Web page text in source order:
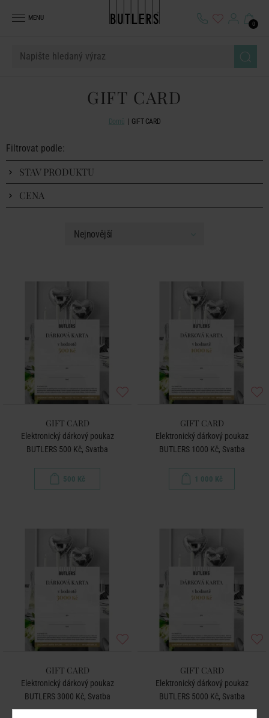
MENU
0
GIFT CARD
Domů GIFT CARD
Filtrovat podle:
STAV PRODUKTU
CENA
GIFT CARD
Elektronický dárkový poukaz
BUTLERS 500 Kč, Svatba
500 Kč
GIFT CARD
Elektronický dárkový poukaz
BUTLERS 1000 Kč, Svatba
1 000 Kč
GIFT CARD
Elektronický dárkový poukaz
BUTLERS 3000 Kč, Svatba
GIFT CARD
Elektronický dárkový poukaz
BUTLERS 5000 Kč, Svatba